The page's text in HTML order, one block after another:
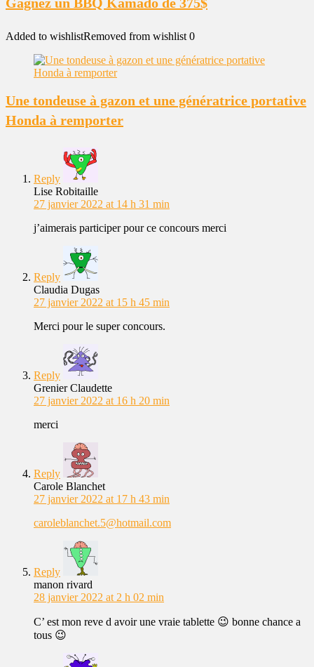
Added to wishlistRemoved from wishlist 0
Une tondeuse à gazon et une génératrice portative
Honda à remporter
Reply
Lise Robitaille
27 janvier 2022 at 14 h 31 min
j’aimerais participer pour ce concours merci
Reply
Claudia Dugas
27 janvier 2022 at 15 h 45 min
Merci pour le super concours.
Reply
Grenier Claudette
27 janvier 2022 at 16 h 20 min
merci
Reply
Carole Blanchet
27 janvier 2022 at 17 h 43 min
caroleblanchet.5@hotmail.com
Reply
manon rivard
28 janvier 2022 at 2 h 02 min
C’ est mon reve d avoir une vraie tablette 😉 bonne chance a
tous 😉